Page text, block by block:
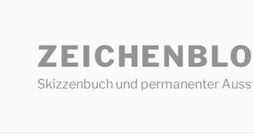
Skizzenbuch und permanenter